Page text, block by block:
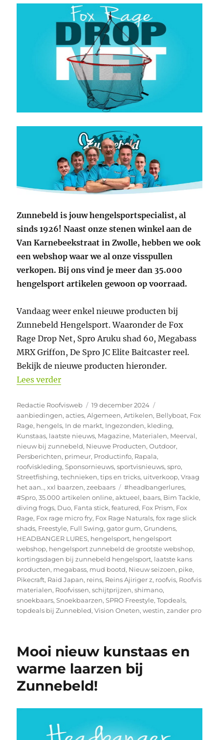
Zunnebeld is jouw hengelsportspecialist, al
sinds 1926! Naast onze stenen winkel aan de
Van Karnebeekstraat in Zwolle, hebben we ook
een webshop waar we al onze visspullen
verkopen. Bij ons vind je meer dan 35.000
hengelsport artikelen gewoon op voorraad.
Vandaag weer enkel nieuwe producten bij
Zunnebeld Hengelsport. Waaronder de Fox
Rage Drop Net, Spro Aruku shad 60, Megabass
MRX Griffon, De Spro JC Elite Baitcaster reel.
Bekijk de nieuwe producten hieronder.
Lees verder“Nieuwe producten bij Zunnebeld
Auteur
Redactie Roofvisweb
Geplaatst
op
19 december 2024
aanbiedingen,acties,Algemeen,Artikelen, Bellyboat, Fox
Rage, hengels, In de markt, Ingezonden, kleding,
Kunstaas, laatste nieuws, Magazine, Materialen, Meerval,
nieuw bij zunnebeld, Nieuwe Producten,Outdoor,
Persberichten, primeur, Productinfo, Rapala,
roofviskleding,Sponsornieuws,sportvisnieuws,spro,
Streetfishing,technieken,tips en tricks, uitverkoop,Vraag
het aan..,xxl baarzen,zeebaars Tags
#headbangerlures,
#Spro,35.000 artikelen online,aktueel, baars, Bim Tackle,
diving frogs, Duo, Fanta stick,featured, Fox Prism, Fox
Rage, Fox rage micro fry, Fox Rage Naturals,fox rage slick
shads, Freestyle, Full Swing,gator gum,Grundens,
HEADBANGER LURES, hengelsport, hengelsport
webshop, hengelsport zunnebeld de grootste webshop,
kortingsdagen bij zunnebeld hengelsport, laatste kans
producten, megabass, mud bootd, Nieuw seizoen, pike,
Pikecraft, Raid Japan, reins, Reins Ajiriger z, roofvis, Roofvis
materialen, Roofvissen,schijtprijzen,shimano,
snoekbaars,Snoekbaarzen,SPRO Freestyle,Topdeals,
topdeals bij Zunnebled,Vision Oneten,westin,zander pro
Mooi nieuw kunstaas en
warme laarzen bij
Zunnebeld!